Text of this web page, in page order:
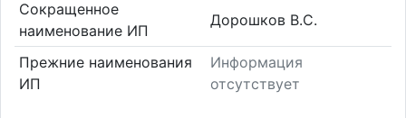
Сокращенное
наименование ИП
Дорошков В.С.
Прежние наименования
ИП
Информация
отсутствует